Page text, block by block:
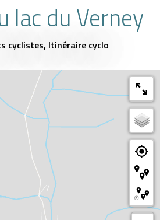
lac du Verney
cyclistes, Itinéraire cyclo